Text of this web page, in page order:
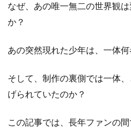
なぜ、あの唯一無二の世界観
か？
あの突然現れた少年は、一体
そして、制作の裏側では一体
げられていたのか？
この記事では、長年ファンの